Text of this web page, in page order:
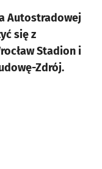
Autostradowej
się z
Stadion i
Zdrój.